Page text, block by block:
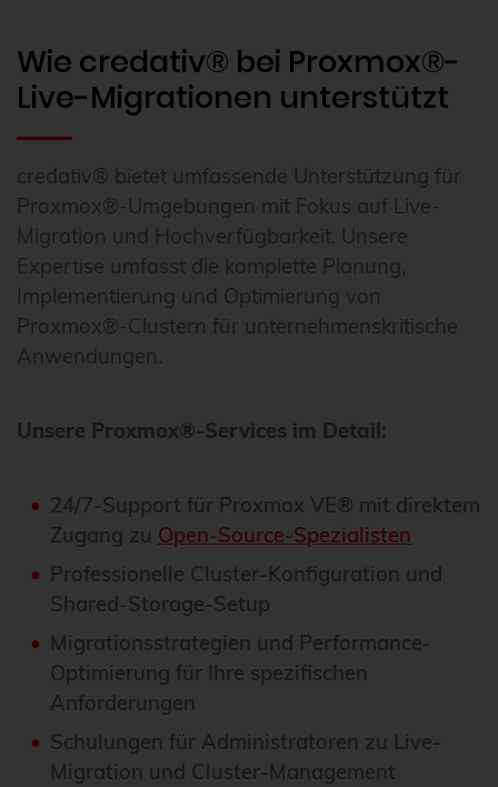
Wie credativ® bei Proxmox®-
Live-Migrationen unterstützt
credativ® bietet umfassende Unterstützung für
Proxmox®-Umgebungen mit Fokus auf Live-
Migration und Hochverfügbarkeit. Unsere
Expertise umfasst die komplette Planung,
Implementierung und Optimierung von
Proxmox®-Clustern für unternehmenskritische
Anwendungen.
Unsere Proxmox®-Services im Detail:
24/7-Support für Proxmox VE® mit direktem
Zugang zu Open-Source-Spezialisten
Professionelle Cluster-Konfiguration und
Shared-Storage-Setup
Migrationsstrategien und Performance-
Optimierung für Ihre spezifischen
Anforderungen
Schulungen für Administratoren zu Live-
Migration und Cluster-Management